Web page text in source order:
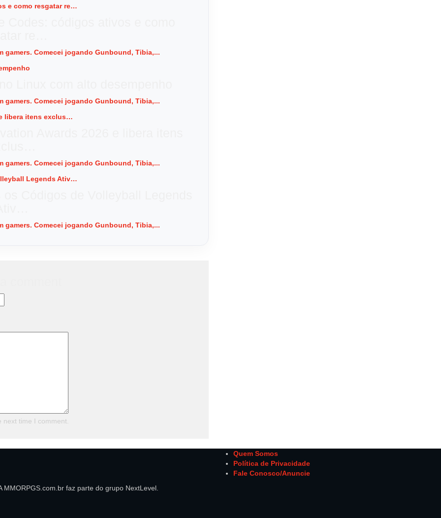
gamers. Comecei jogando Gunbound, Tibia,...
gamers. Comecei jogando Gunbound, Tibia,...
gamers. Comecei jogando Gunbound, Tibia,...
gamers. Comecei jogando Gunbound, Tibia,...
time I comment.
Quem Somos
Política de Privacidade
Fale Conosco/Anuncie
faz parte do grupo NextLevel.